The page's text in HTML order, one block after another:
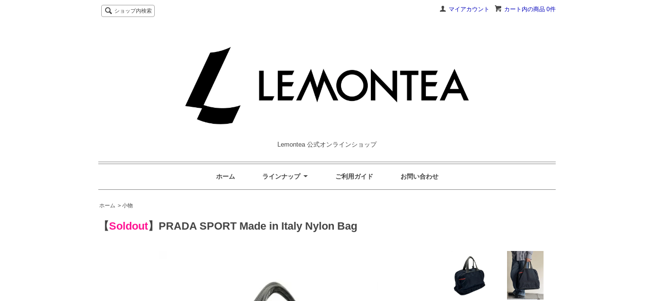
カート内の商品 0件
マイアカウント
ショップ内検索
Lemontea 公式オンラインショップ
ホーム ラインナップ ご利用ガイド お問い合わせ
ホーム 小物
【Soldout】 PRADA SPORT Made in Italy Nylon Bag